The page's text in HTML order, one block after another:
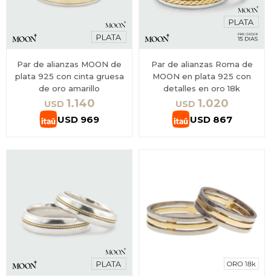
Par de alianzas MOON de
plata 925 con cinta gruesa
de oro amarillo
USD 1.140
USD 969
Par de alianzas Roma de
MOON en plata 925 con
detalles en oro 18k
USD 1.020
USD 867